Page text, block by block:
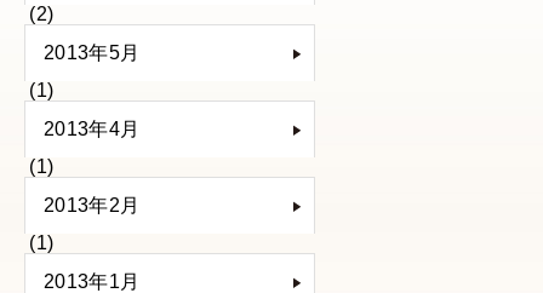
(2)
2013年5月
(1)
2013年4月
(1)
2013年2月
(1)
2013年1月